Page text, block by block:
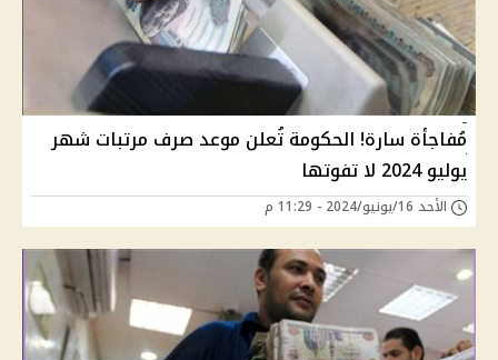
مُفاجأة سارة! الحكومة تُعلن موعد صرف مرتبات شهر
يوليو 2024 لا تفوتها
الأحد 16/يونيو/2024 - 11:29 م